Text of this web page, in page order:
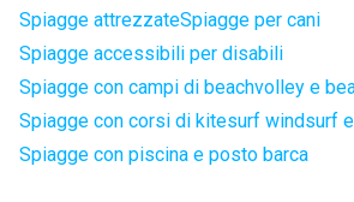
Spiagge attrezzateSpiagge per cani
Spiagge accessibili per disabili
Spiagge con campi di beachvolley e
Spiagge con corsi di kitesurf windsurf
Spiagge con piscina e posto barca